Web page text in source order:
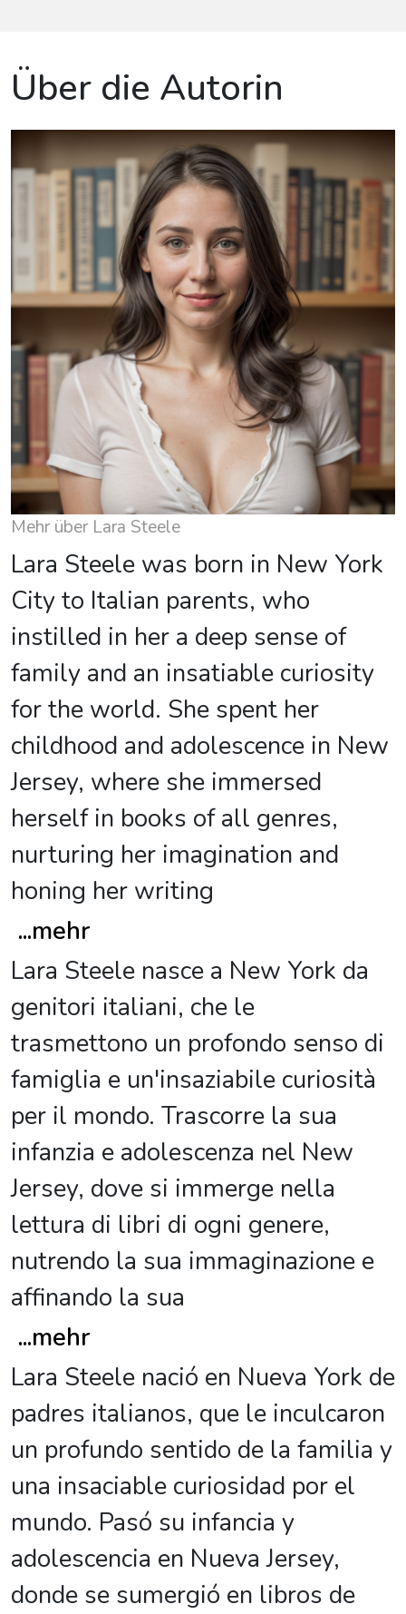
Über die Autorin
Mehr über Lara Steele
Lara Steele was born in New York
City to Italian parents, who
instilled in her a deep sense of
family and an insatiable curiosity
for the world. She spent her
childhood and adolescence in New
Jersey, where she immersed
herself in books of all genres,
nurturing her imagination and
honing her writing
...mehr
Lara Steele nasce a New York da
genitori italiani, che le
trasmettono un profondo senso di
famiglia e un'insaziabile curiosità
per il mondo. Trascorre la sua
infanzia e adolescenza nel New
Jersey, dove si immerge nella
lettura di libri di ogni genere,
nutrendo la sua immaginazione e
affinando la sua
...mehr
Lara Steele nació en Nueva York de
padres italianos, que le inculcaron
un profundo sentido de la familia y
una insaciable curiosidad por el
mundo. Pasó su infancia y
adolescencia en Nueva Jersey,
donde se sumergió en libros de